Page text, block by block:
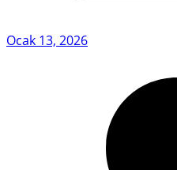
Ocak 13, 2026